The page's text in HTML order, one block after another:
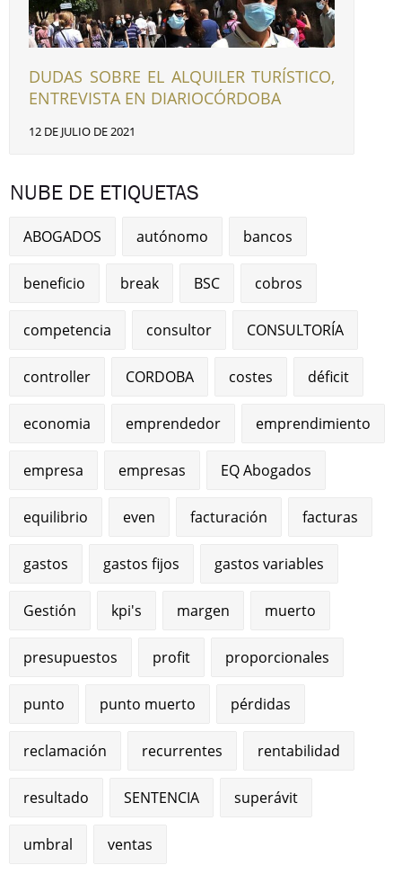
DUDAS SOBRE EL ALQUILER TURÍSTICO,
ENTREVISTA EN DIARIOCÓRDOBA
12 DE JULIO DE 2021
NUBE DE ETIQUETAS
ABOGADOS autónomo bancos
beneficio break BSC cobros
competencia consultor CONSULTORÍA
controller CORDOBA costes déficit
economia emprendedor emprendimiento
empresa empresas EQ Abogados
equilibrio even facturación facturas
gastos gastos fijos gastos variables
Gestión kpi's margen muerto
presupuestos profit proporcionales
punto punto muerto pérdidas
reclamación recurrentes rentabilidad
resultado SENTENCIA superávit
umbral ventas